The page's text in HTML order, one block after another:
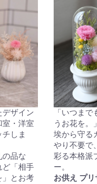
デザイン
・洋室
しま
の品な
ど「相手
」とお考
「いつま
うお花を。」
埃から守る
やり不要で
彩る本格派
ー。
お供え プ